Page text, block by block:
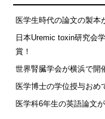
医学生時代の論文の製本
日本Uremic toxin研究会
賞！
世界腎臓学会が横浜で開
医学博士の学位授与おめ
医学科6年生の英語論文